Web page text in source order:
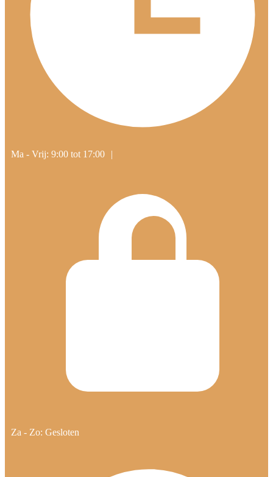
Ma - Vrij: 9:00 tot 17:00 |
Za - Zo: Gesloten